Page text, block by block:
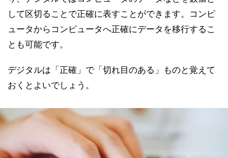
して区切ることで正確に表すことができます。コンピ
ュータからコンピュータへ正確にデータを移行するこ
とも可能です。
デジタルは「正確」で「切れ目のある」ものと覚えて
おくとよいでしょう。